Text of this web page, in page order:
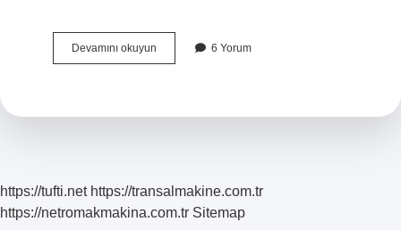
Devamını okuyunSen
De
6 Yorum
https://tufti.net https://transalmakine.com.tr
https://netromakmakina.com.tr Sitemap